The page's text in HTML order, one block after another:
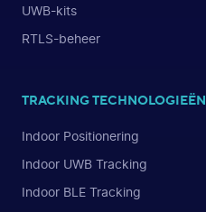
UWB-kits
RTLS-beheer
TRACKING TECHNOLOGIEËN
Indoor Positionering
Indoor UWB Tracking
Indoor BLE Tracking